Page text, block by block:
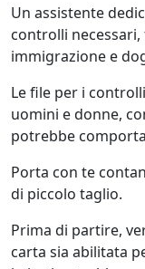
Un assistente
controlli
immigrazione e
Le file per i
uomini e donne,
potrebbe
Porta con te
di piccolo taglio.
Prima di partire,
carta sia abilitata